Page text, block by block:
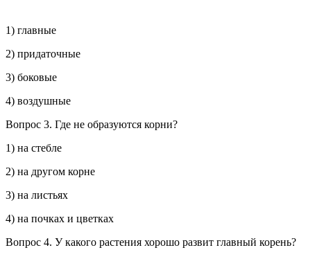
1) главные
2) придаточные
3) боковые
4) воздушные
Вопрос 3. Где не образуются корни?
1) на стебле
2) на другом корне
3) на листьях
4) на почках и цветках
Вопрос 4. У какого растения хорошо развит главный корень?